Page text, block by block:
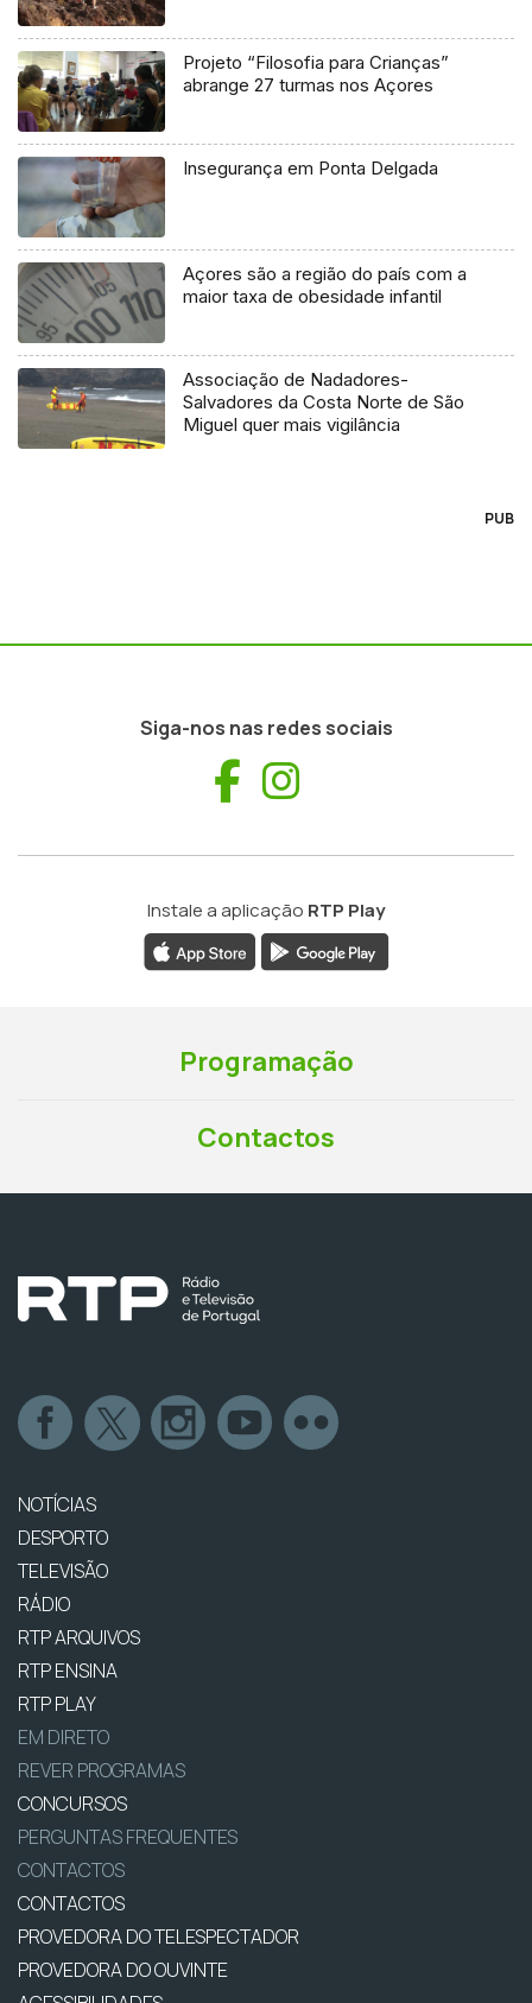
Projeto “Filosofia para Crianças”
abrange 27 turmas nos Açores
Insegurança em Ponta Delgada
Açores são a região do país com a
maior taxa de obesidade infantil
Associação de Nadadores-
Salvadores da Costa Norte de São
Miguel quer mais vigilância
PUB
Siga-nos nas redes sociais
Facebook
Instale a aplicação RTP Play
Programação
Contactos
NOTÍCIAS
DESPORTO
TELEVISÃO
RÁDIO
RTP ARQUIVOS
RTP ENSINA
RTP PLAY
EM DIRETO
REVER PROGRAMAS
CONCURSOS
PERGUNTAS FREQUENTES
CONTACTOS
CONTACTOS
PROVEDORA DO TELESPECTADOR
PROVEDORA DO OUVINTE